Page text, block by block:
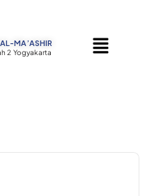
MA’ASHIR
2 Yogyakarta